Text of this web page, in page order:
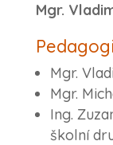
Mgr.
Mgr.
Mgr.
Ing.
školní